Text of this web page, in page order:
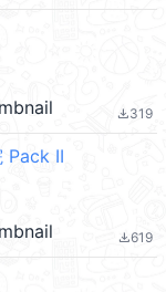
file_download319
Pack II
file_download619